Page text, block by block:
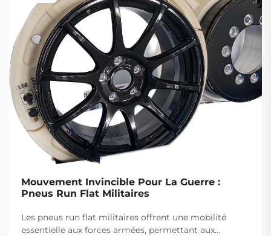
Mouvement Invincible Pour La Guerre :
Pneus Run Flat Militaires
Les pneus run flat militaires offrent une mobilité
essentielle aux forces armées, permettant aux